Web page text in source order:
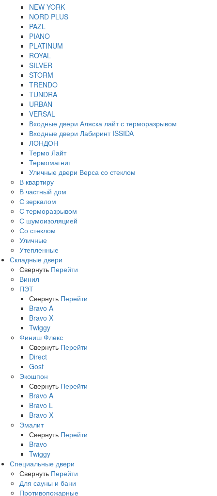
NEW YORK
NORD PLUS
PAZL
PIANO
PLATINUM
ROYAL
SILVER
STORM
TRENDO
TUNDRA
URBAN
VERSAL
Входные двери Аляска лайт с терморазрывом
Входные двери Лабиринт ISSIDA
ЛОНДОН
Термо Лайт
Термомагнит
Уличные двери Верса со стеклом
В квартиру
В частный дом
С зеркалом
С терморазрывом
С шумоизоляцией
Со стеклом
Уличные
Утепленные
Складные двери
Свернуть Перейти
Винил
ПЭТ
Свернуть Перейти
Bravo A
Bravo X
Twiggy
Финиш Флекс
Свернуть Перейти
Direct
Gost
Экошпон
Свернуть Перейти
Bravo A
Bravo L
Bravo X
Эмалит
Свернуть Перейти
Bravo
Twiggy
Специальные двери
Свернуть Перейти
Для сауны и бани
Противопожарные